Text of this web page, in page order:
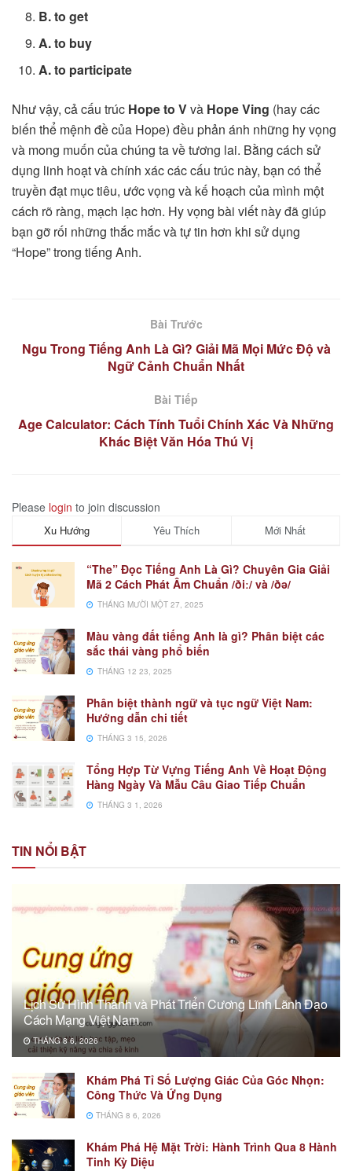
B. to get
A. to buy
A. to participate
Như vậy, cả cấu trúc Hope to Vvà Hope Ving (hay các
biến thể mệnh đề của Hope) đều phản ánh những hy vọng
và mong muốn của chúng ta về tương lai. Bằng cách sử
dụng linh hoạt và chính xác các cấu trúc này, bạn có thể
truyền đạt mục tiêu, ước vọng và kế hoạch của mình một
cách rõ ràng, mạch lạc hơn. Hy vọng bài viết này đã giúp
bạn gỡ rối những thắc mắc và tự tin hơn khi sử dụng
“Hope” trong tiếng Anh.
Bài Trước
Ngu Trong Tiếng Anh Là Gì? Giải Mã Mọi Mức Độ và
Ngữ Cảnh Chuẩn Nhất
Bài Tiếp
Age Calculator: Cách Tính Tuổi Chính Xác Và Những
Khác Biệt Văn Hóa Thú Vị
Please login to join discussion
Xu Hướng Yêu Thích Mới Nhất
“The” Đọc Tiếng Anh Là Gì? Chuyên Gia Giải
Mã 2 Cách Phát Âm Chuẩn /ðiː/ và /ðə/
THÁNG MƯỜI MỘT 27, 2025
Màu vàng đất tiếng Anh là gì? Phân biệt các
sắc thái vàng phổ biến
THÁNG 12 23, 2025
Phân biệt thành ngữ và tục ngữ Việt Nam:
Hướng dẫn chi tiết
THÁNG 3 15, 2026
Tổng Hợp Từ Vựng Tiếng Anh Về Hoạt Động
Hàng Ngày Và Mẫu Câu Giao Tiếp Chuẩn
THÁNG 3 1, 2026
TIN NỔI BẬT
Lịch Sử Hình Thành và Phát Triển Cương Lĩnh Lãnh Đạo
Cách Mạng Việt Nam
THÁNG 8 6, 2026
Khám Phá Tỉ Số Lượng Giác Của Góc Nhọn:
Công Thức Và Ứng Dụng
THÁNG 8 6, 2026
Khám Phá Hệ Mặt Trời: Hành Trình Qua 8 Hành
Tinh Kỳ Diệu